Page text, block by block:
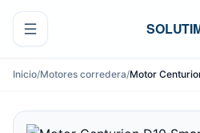
Ir al contenido
Inicio/Motores corredera/Motor